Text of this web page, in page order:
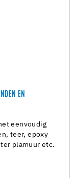
EN
eenvoudig
teer, epoxy
plamuur etc.